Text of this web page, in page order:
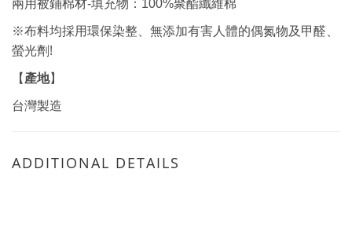
兩用被鋪棉材-填充物：100%聚酯纖維棉
※布料均採用環保染整、無添加有害人體的偶氮物及甲醛、
螢光劑 !
【 產地】
台灣製造
ADDITIONAL DETAILS